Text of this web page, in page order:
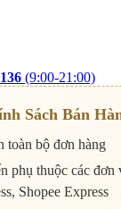
(9:00-21:00)
Sách Bán
toàn bộ đơn hàng
phụ thuộc các
Shopee Express